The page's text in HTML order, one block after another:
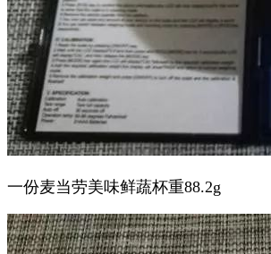
一份麦当劳美味鲜蔬杯重88.2g